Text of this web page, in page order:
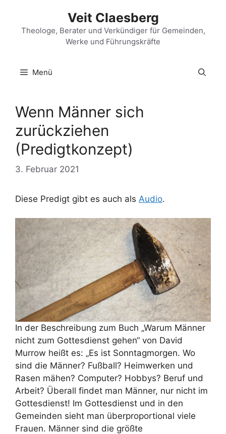
springen
Veit Claesberg
Theologe, Berater und Verkündiger für Gemeinden,
Werke und Führungskräfte
Menü
Wenn Männer sich
zurückziehen
(Predigtkonzept)
3. Februar 2021
Diese Predigt gibt es auch als Audio.
In der Beschreibung zum Buch „Warum Männer
nicht zum Gottesdienst gehen“ von David
Murrow heißt es: „Es ist Sonntagmorgen. Wo
sind die Männer? Fußball? Heimwerken und
Rasen mähen? Computer? Hobbys? Beruf und
Arbeit? Überall findet man Männer, nur nicht im
Gottesdienst! Im Gottesdienst und in den
Gemeinden sieht man überproportional viele
Frauen. Männer sind die größte